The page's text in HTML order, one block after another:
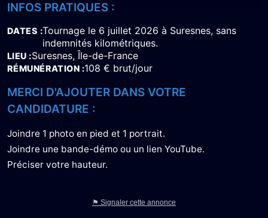
INFOS PRATIQUES :
DATES Tournage le 6 juillet 2026 à Suresnes, sans
indemnités kilométriques.
LIEU Suresnes, Île-de-France
RÉMUNÉRATION 108 € brut/jour
MERCI D'AJOUTER DANS VOTRE
CANDIDATURE :
Joindre 1 photo en pied et 1 portrait.
Joindre une bande-démo ou un lien YouTube.
Préciser votre hauteur.
⚑ Signaler cette annonce